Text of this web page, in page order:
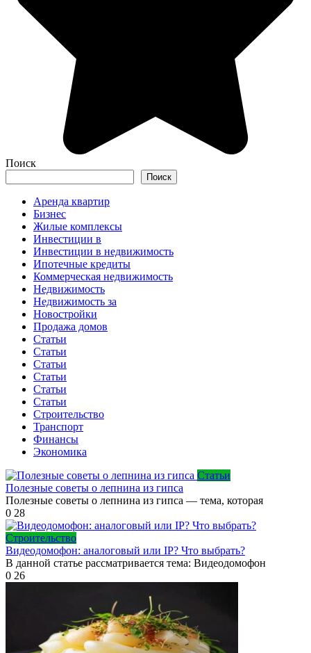
Поиск
Поиск
Аренда квартир
Бизнес
Жилые комплексы
Инвестиции в
Инвестиции в недвижимость
Ипотечные кредиты
Коммерческая недвижимость
Недвижимость
Недвижимость за
Новостройки
Продажа домов
Статьи
Статьи
Статьи
Статьи
Статьи
Статьи
Строительство
Транспорт
Финансы
Экономика
Статьи
Полезные советы о лепнина из гипса
Полезные советы о лепнина из гипса — тема, которая
0 28
Строительство
Видеодомофон: аналоговый или IP? Что выбрать?
В данной статье рассматривается тема: Видеодомофон
0 26